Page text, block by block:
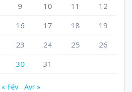
9 10 11
12
16 17 18
19
23 24 25
26
30 31
« Fév Avr »